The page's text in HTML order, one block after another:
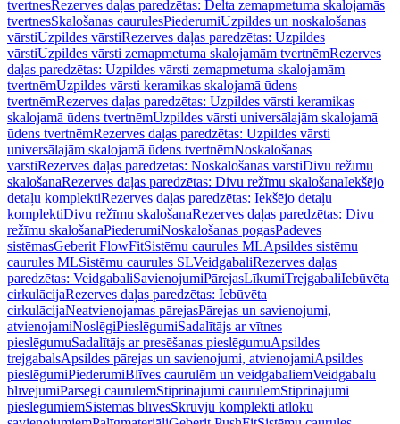
tvertnesRezerves daļas paredzētas: Delta zemapmetuma skalojamās
tvertnesSkalošanas caurulesPiederumiUzpildes un noskalošanas
vārstiUzpildes vārstiRezerves daļas paredzētas: Uzpildes
vārstiUzpildes vārsti zemapmetuma skalojamām tvertnēmRezerves
daļas paredzētas: Uzpildes vārsti zemapmetuma skalojamām
tvertnēmUzpildes vārsti keramikas skalojamā ūdens
tvertnēmRezerves daļas paredzētas: Uzpildes vārsti keramikas
skalojamā ūdens tvertnēmUzpildes vārsti universālajām skalojamā
ūdens tvertnēmRezerves daļas paredzētas: Uzpildes vārsti
universālajām skalojamā ūdens tvertnēmNoskalošanas
vārstiRezerves daļas paredzētas: Noskalošanas vārstiDivu režīmu
skalošanaRezerves daļas paredzētas: Divu režīmu skalošanaIekšējo
detaļu komplektiRezerves daļas paredzētas: Iekšējo detaļu
komplektiDivu režīmu skalošanaRezerves daļas paredzētas: Divu
režīmu skalošanaPiederumiNoskalošanas pogasPadeves
sistēmasGeberit FlowFitSistēmu caurules MLApsildes sistēmu
caurules MLSistēmu caurules SLVeidgabaliRezerves daļas
paredzētas: VeidgabaliSavienojumiPārejasLīkumiTrejgabaliIebūvēta
cirkulācijaRezerves daļas paredzētas: Iebūvēta
cirkulācijaNeatvienojamas pārejasPārejas un savienojumi,
atvienojamiNoslēgiPieslēgumiSadalītājs ar vītnes
pieslēgumuSadalītājs ar presēšanas pieslēgumuApsildes
trejgabalsApsildes pārejas un savienojumi, atvienojamiApsildes
pieslēgumiPiederumiBlīves caurulēm un veidgabaliemVeidgabalu
blīvējumiPārsegi caurulēmStiprinājumi caurulēmStiprinājumi
pieslēgumiemSistēmas blīvesSkrūvju komplekti atloku